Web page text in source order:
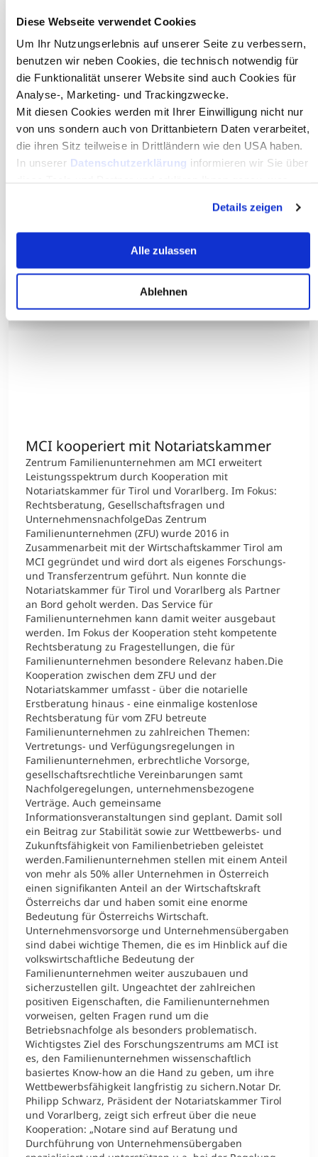
Diese Webseite verwendet Cookies
Um Ihr Nutzungserlebnis auf unserer Seite zu verbessern,
benutzen wir neben Cookies, die technisch notwendig für
die Funktionalität unserer Website sind auch Cookies für
Analyse-, Marketing- und Trackingzwecke.
Mit diesen Cookies werden mit Ihrer Einwilligung nicht nur
von uns sondern auch von Drittanbietern Daten verarbeitet,
die ihren Sitz teilweise in Drittländern wie den USA haben.
In unserer Datenschutzerklärung informieren wir Sie über
Details zeigen
Alle zulassen
Ablehnen
MCI ist erfreut: „Taiwan verfügt über renommierte
Universitäten und international erfolgreiche
Unternehmen. Ich freue mich sehr, dass unsere
Studierenden mit diesem Abkommen dabei unterstützt
werden, interkulturelle Erfahrungen im ostasiatischen
Raum zu sammeln und wichtige Netzwerke zu
knüpfen.“Bericht Taipei Wirtschafts- und Kulturbüro
WienBericht Taiwan NewsInternationale Aktivitäten am
MCI{phocagallery
view=category|categoryid=1294}Pressekontakt &
Rückfragen:Mag.(FH) Ulrike Fuchs+43 512 2070-
MCI kooperiert mit Notariatskammer
Zentrum Familienunternehmen am MCI erweitert
Leistungsspektrum durch Kooperation mit
Notariatskammer für Tirol und Vorarlberg. Im Fokus:
Rechtsberatung, Gesellschaftsfragen und
UnternehmensnachfolgeDas Zentrum
Familienunternehmen (ZFU) wurde 2016 in
Zusammenarbeit mit der Wirtschaftskammer Tirol am
MCI gegründet und wird dort als eigenes Forschungs-
und Transferzentrum geführt. Nun konnte die
Notariatskammer für Tirol und Vorarlberg als Partner
an Bord geholt werden. Das Service für
Familienunternehmen kann damit weiter ausgebaut
werden. Im Fokus der Kooperation steht kompetente
Rechtsberatung zu Fragestellungen, die für
Familienunternehmen besondere Relevanz haben.Die
Kooperation zwischen dem ZFU und der
Notariatskammer umfasst - über die notarielle
Erstberatung hinaus - eine einmalige kostenlose
Rechtsberatung für vom ZFU betreute
Familienunternehmen zu zahlreichen Themen:
Vertretungs- und Verfügungsregelungen in
Familienunternehmen, erbrechtliche Vorsorge,
gesellschaftsrechtliche Vereinbarungen samt
Nachfolgeregelungen, unternehmensbezogene
Verträge. Auch gemeinsame
Informationsveranstaltungen sind geplant. Damit soll
ein Beitrag zur Stabilität sowie zur Wettbewerbs- und
Zukunftsfähigkeit von Familienbetrieben geleistet
werden.Familienunternehmen stellen mit einem Anteil
von mehr als 50% aller Unternehmen in Österreich
einen signifikanten Anteil an der Wirtschaftskraft
Österreichs dar und haben somit eine enorme
Bedeutung für Österreichs Wirtschaft.
Unternehmensvorsorge und Unternehmensübergaben
sind dabei wichtige Themen, die es im Hinblick auf die
volkswirtschaftliche Bedeutung der
Familienunternehmen weiter auszubauen und
sicherzustellen gilt. Ungeachtet der zahlreichen
positiven Eigenschaften, die Familienunternehmen
vorweisen, gelten Fragen rund um die
Betriebsnachfolge als besonders problematisch.
Wichtigstes Ziel des Forschungszentrums am MCI ist
es, den Familienunternehmen wissenschaftlich
basiertes Know-how an die Hand zu geben, um ihre
Wettbewerbsfähigkeit langfristig zu sichern.Notar Dr.
Philipp Schwarz, Präsident der Notariatskammer Tirol
und Vorarlberg, zeigt sich erfreut über die neue
Kooperation: „Notare sind auf Beratung und
Durchführung von Unternehmensübergaben